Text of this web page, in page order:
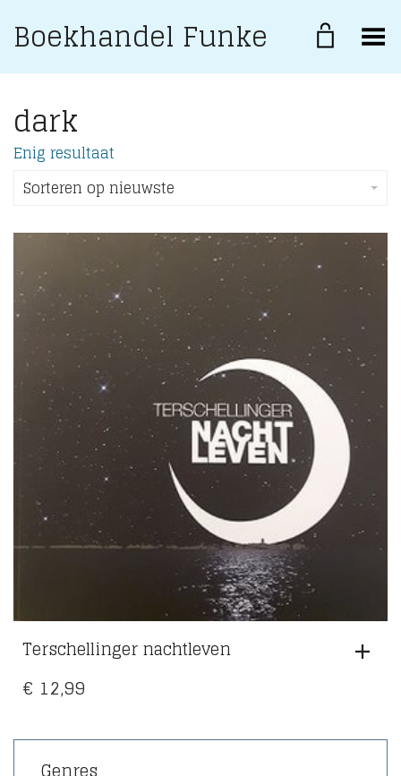
Boekhandel Funke Toggle Menu
dark
Enig resultaat
Sorteren op nieuwste
Terschellinger nachtleven
€ 12,99